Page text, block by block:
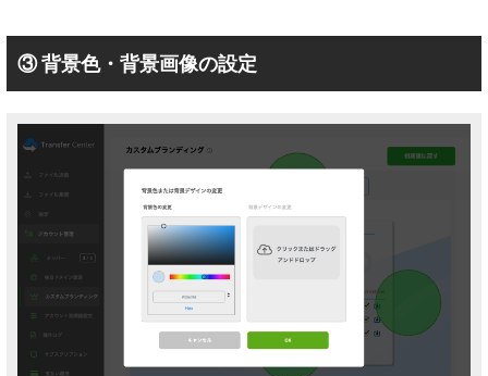
③ 背景色・背景画像の設定